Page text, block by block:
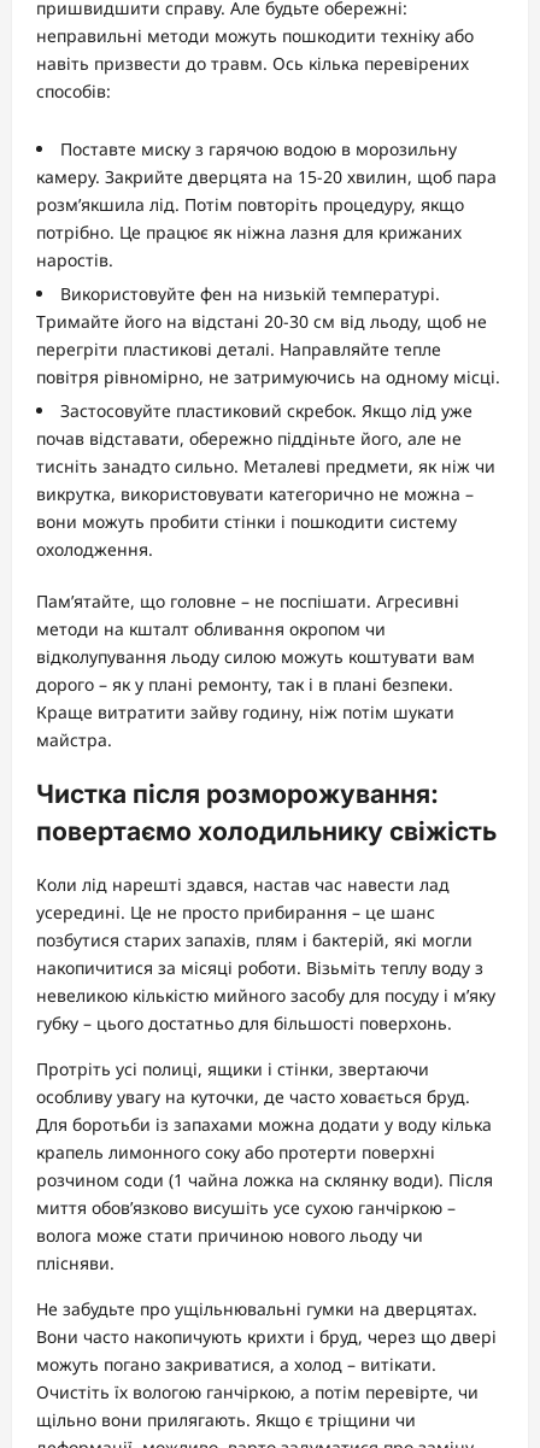
пришвидшити справу. Але будьте обережні:
неправильні методи можуть пошкодити техніку або
навіть призвести до травм. Ось кілька перевірених
способів:
Поставте миску з гарячою водою в морозильну
камеру. Закрийте дверцята на 15-20 хвилин, щоб пара
розм’якшила лід. Потім повторіть процедуру, якщо
потрібно. Це працює як ніжна лазня для крижаних
наростів.
Використовуйте фен на низькій температурі.
Тримайте його на відстані 20-30 см від льоду, щоб не
перегріти пластикові деталі. Направляйте тепле
повітря рівномірно, не затримуючись на одному місці.
Застосовуйте пластиковий скребок. Якщо лід уже
почав відставати, обережно піддіньте його, але не
тисніть занадто сильно. Металеві предмети, як ніж чи
викрутка, використовувати категорично не можна –
вони можуть пробити стінки і пошкодити систему
охолодження.
Пам’ятайте, що головне – не поспішати. Агресивні
методи на кшталт обливання окропом чи
відколупування льоду силою можуть коштувати вам
дорого – як у плані ремонту, так і в плані безпеки.
Краще витратити зайву годину, ніж потім шукати
майстра.
Чистка після розморожування:
повертаємо холодильнику свіжість
Коли лід нарешті здався, настав час навести лад
усередині. Це не просто прибирання – це шанс
позбутися старих запахів, плям і бактерій, які могли
накопичитися за місяці роботи. Візьміть теплу воду з
невеликою кількістю мийного засобу для посуду і м’яку
губку – цього достатньо для більшості поверхонь.
Протріть усі полиці, ящики і стінки, звертаючи
особливу увагу на куточки, де часто ховається бруд.
Для боротьби із запахами можна додати у воду кілька
крапель лимонного соку або протерти поверхні
розчином соди (1 чайна ложка на склянку води). Після
миття обов’язково висушіть усе сухою ганчіркою –
волога може стати причиною нового льоду чи
плісняви.
Не забудьте про ущільнювальні гумки на дверцятах.
Вони часто накопичують крихти і бруд, через що двері
можуть погано закриватися, а холод – витікати.
Очистіть їх вологою ганчіркою, а потім перевірте, чи
щільно вони прилягають. Якщо є тріщини чи